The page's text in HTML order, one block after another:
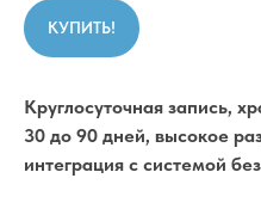
КУПИТЬ!
Круглосуточная запись,
30 до 90 дней, высокое
интеграция с системой